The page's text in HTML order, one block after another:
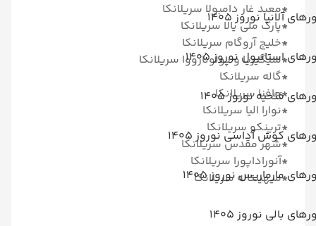
آلانیا نوروز 1405
استانبول نوروز 1405
فتحیه نوروز 1405
کوش آداسی نوروز 1405
مارماریس نوروز 1405
بالی نوروز 1405
*معبد غار دامبولا سریلانکا
*پارک ملی یالا سریلانکا
*خلیج آروگام سریلانکا
*سیگیریا و پولونارووا سریلانکا
*گاله سریلانکا
*جافنا سریلانکا
*نوارا الیا سریلانکا
*ترینکو سریلانکا
*شهر مقدس سریلانکا
*آنوراداپورا سریلانکا
*میهینتاله سریلانکا